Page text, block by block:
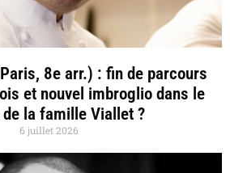
8e arr.) : fin de parcours
et nouvel imbroglio dans le
la famille Viallet ?
6 juillet 2026